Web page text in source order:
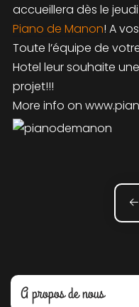
accueillera dès le
Piano de Manon! A
Toute l’équipe de
Hotel leur souhaite
projet!!!
More info on
NAVIGATION DE
A propos de nous